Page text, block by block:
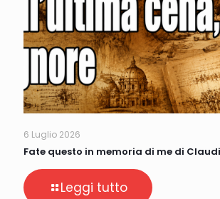
6 Luglio 2026
Fate questo in memoria di me di
Leggi tutto